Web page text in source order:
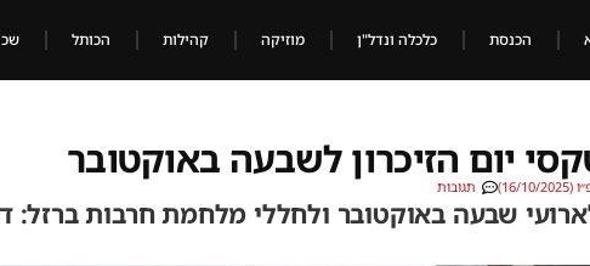
הכנסת כלכלה ונדל"ן מוזיקה קהילות הכותל
יום הזיכרון לשבעה באוקטובר
תגובות
שבעה באוקטובר ולחללי מלחמת חרבות ברזל: